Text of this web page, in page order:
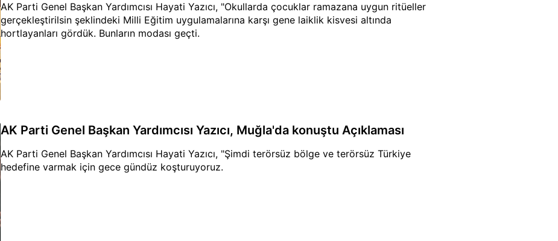
AK Parti Genel Başkan Yardımcısı Hayati Yazıcı, "Okullarda çocuklar ramazana uygun ritüeller
gerçekleştirilsin şeklindeki Milli Eğitim uygulamalarına karşı gene laiklik kisvesi altında
hortlayanları gördük. Bunların modası geçti.
AK Parti Genel Başkan Yardımcısı Yazıcı, Muğla'da konuştu Açıklaması
AK Parti Genel Başkan Yardımcısı Hayati Yazıcı, "Şimdi terörsüz bölge ve terörsüz Türkiye
hedefine varmak için gece gündüz koşturuyoruz.